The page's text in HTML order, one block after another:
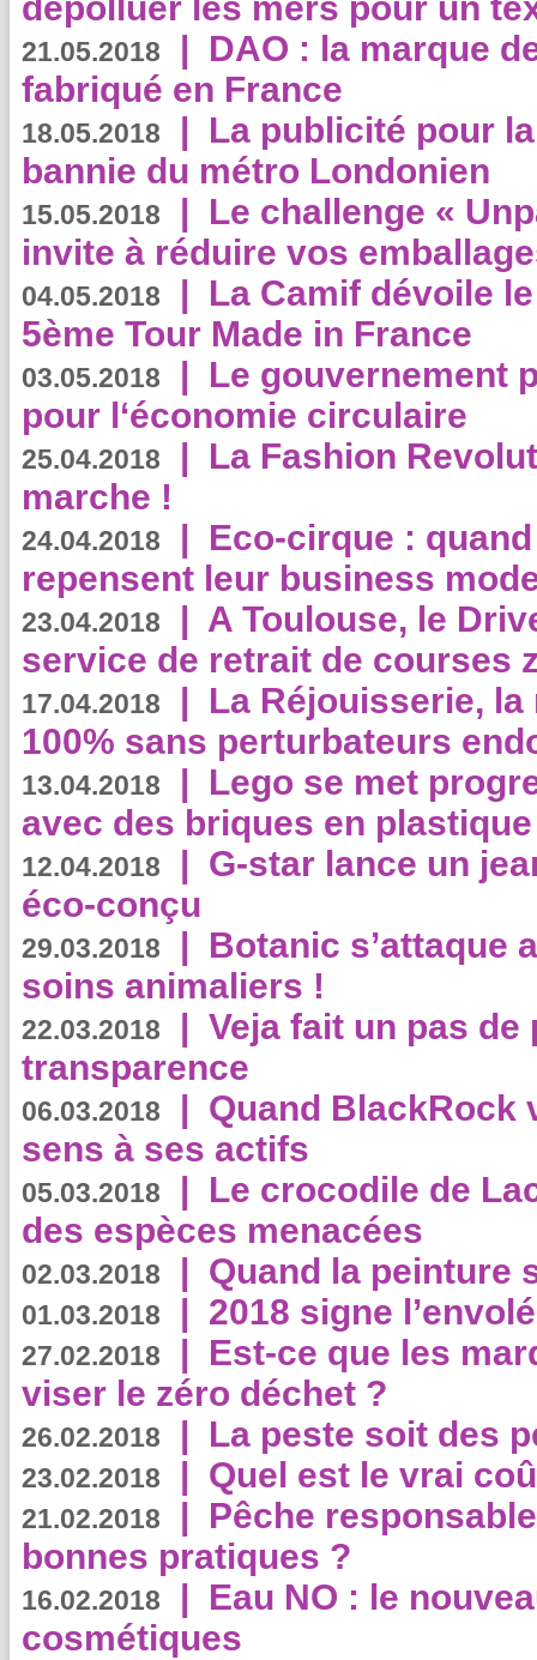
21.05.2018 | DAO : la marque
fabriqué en France
18.05.2018 | La publicité pour
bannie du métro Londonien
15.05.2018 | Le challenge «
invite à réduire vos
04.05.2018 | La Camif dévoile
5ème Tour Made in France
03.05.2018 | Le gouvernement
pour l‘économie circulaire
25.04.2018 | La Fashion
marche !
24.04.2018 | Eco-cirque :
repensent leur business
23.04.2018 | A Toulouse, le
service de retrait de courses
17.04.2018 | La Réjouisserie,
100% sans perturbateurs
13.04.2018 | Lego se met
avec des briques en
12.04.2018 | G-star lance un
éco-conçu
29.03.2018 | Botanic s’attaque
soins animaliers !
22.03.2018 | Veja fait un pas de
transparence
06.03.2018 | Quand BlackRock
sens à ses actifs
05.03.2018 | Le crocodile de
des espèces menacées
02.03.2018 | Quand la peinture
01.03.2018 | 2018 signe
27.02.2018 | Est-ce que les
viser le zéro déchet ?
26.02.2018 | La peste soit des
23.02.2018 | Quel est le vrai
21.02.2018 | Pêche
bonnes pratiques ?
16.02.2018 | Eau NO : le
cosmétiques